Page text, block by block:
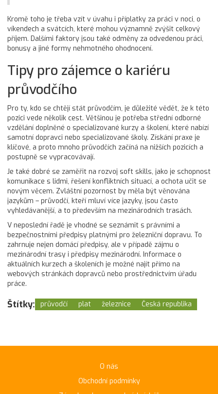
Kromě toho je třeba vzít v úvahu i příplatky za práci v noci, o
víkendech a svátcích, které mohou významně zvýšit celkový
příjem. Dalšími faktory jsou také odměny za odvedenou práci,
bonusy a jiné formy nehmotného ohodnocení.
Tipy pro zájemce o kariéru
průvodčího
Pro ty, kdo se chtějí stát průvodčím, je důležité vědět, že k této
pozici vede několik cest. Většinou je potřeba střední odborné
vzdělání doplněné o specializované kurzy a školení, které nabízí
samotní dopravci nebo specializované školy. Získání praxe je
klíčové, a proto mnoho průvodčích začíná na nižších pozicích a
postupně se vypracovávají.
Je také dobré se zaměřit na rozvoj soft skills, jako je schopnost
komunikace s lidmi, řešení konfliktních situací, a ochota učit se
novým věcem. Zvláštní pozornost by měla být věnována
jazykům – průvodčí, kteří mluví více jazyky, jsou často
vyhledávanější, a to především na mezinárodních trasách.
V neposlední řadě je vhodné se seznámit s právními a
bezpečnostními předpisy platnými pro železniční dopravu. To
zahrnuje nejen domácí předpisy, ale v případě zájmu o
mezinárodní trasy i předpisy mezinárodní. Informace o
aktuálních kurzech a školeních je možné najít přímo na
webových stránkách dopravců nebo prostřednictvím úřadu
práce.
Štítky: průvodčí plat železnice Česká republika
O nás
Obchodní podmínky